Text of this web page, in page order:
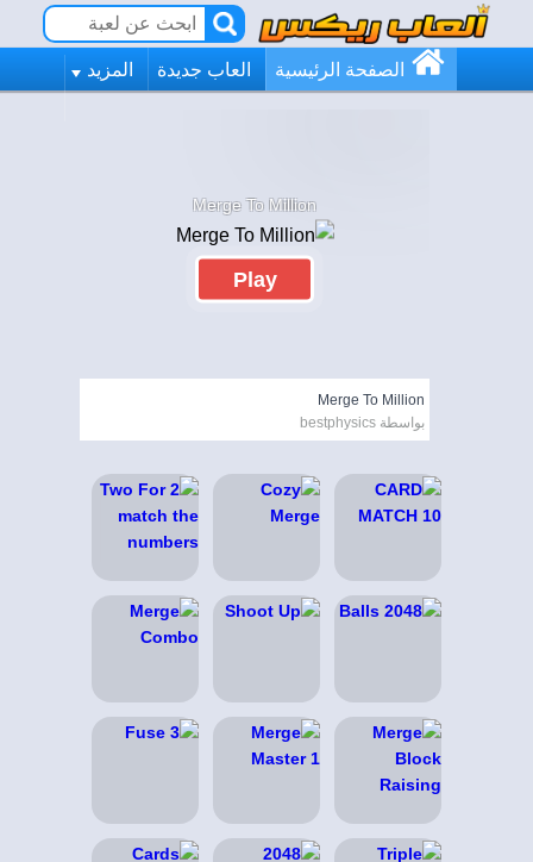
الصفحة الرئيسية العاب جديدة المزيد
Merge To Million
Play
Merge To Million
بواسطة bestphysics